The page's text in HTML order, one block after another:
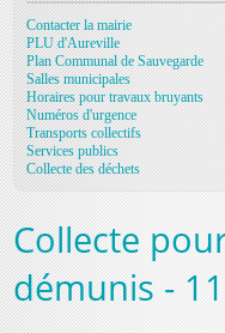
Contacter la mairie
PLU d'Aureville
Plan Communal de Sauvegarde
Salles municipales
Horaires pour travaux bruyants
Numéros d'urgence
Transports collectifs
Services publics
Collecte des déchets
Collecte
démunis -